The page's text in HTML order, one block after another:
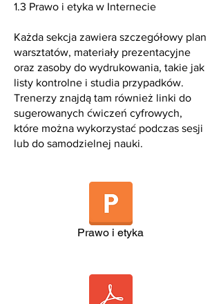
1.3 Prawo i etyka w Internecie
Każda sekcja zawiera szczegółowy plan
warsztatów, materiały prezentacyjne
oraz zasoby do wydrukowania, takie jak
listy kontrolne i studia przypadków.
Trenerzy znajdą tam również linki do
sugerowanych ćwiczeń cyfrowych,
które można wykorzystać podczas sesji
lub do samodzielnej nauki.
Prawo i etyka